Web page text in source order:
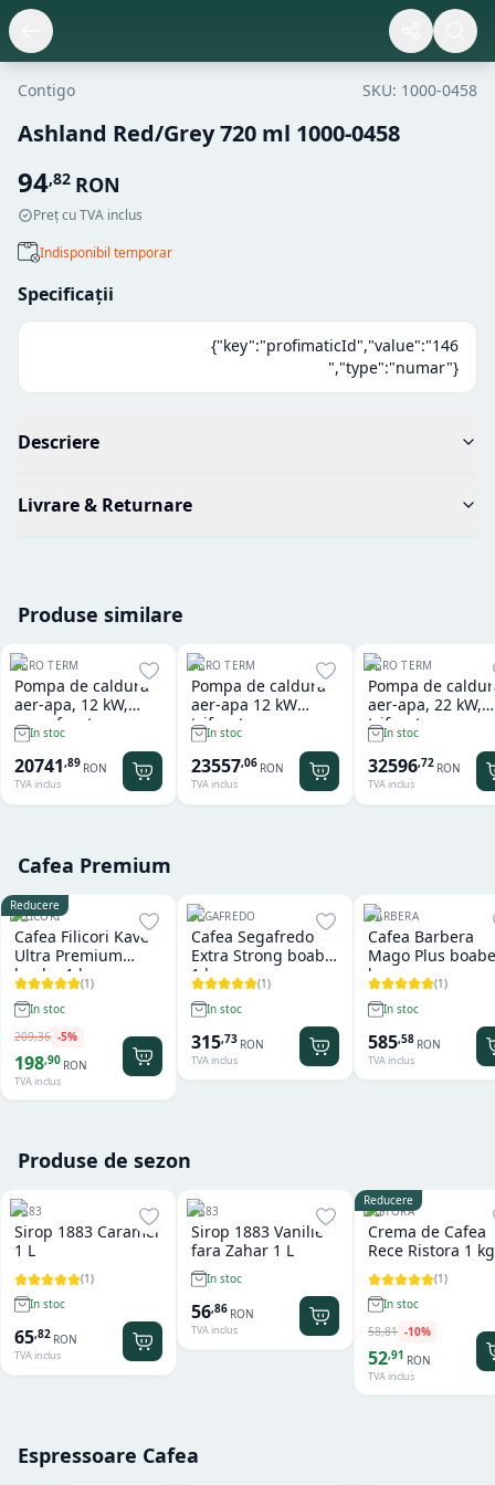
Contigo SKU: 1000-0458
Ashland Red/Grey 720 ml 1000-0458
94,82 RON
Preț cu TVA inclus
Indisponibil temporar
Specificații
{"key":"profimaticId","value":"146
","type":"numar"}
Descriere
Livrare & Returnare
Produse similare
AERO TERM
Pompa de caldura
aer-apa, 12 kW,
monofazata
In stoc
20741,89 RON
TVA inclus
AERO TERM
Pompa de caldura
aer-apa 12 kW
trifazata
In stoc
23557,06 RON
TVA inclus
AERO TERM
Pompa de
aer-apa, 22 kW,
trifazata
In stoc
32596,72 RON
TVA inclus
Cafea Premium
Reducere
FILICORI
Cafea Filicori Kave
Ultra Premium
boabe 1 kg
(1)
In stoc
209,36 -5%
198,90 RON
TVA inclus
SEGAFREDO
Cafea Segafredo
Extra Strong boabe
1 kg
(1)
In stoc
315,73 RON
TVA inclus
BARBERA
Cafea Barbera
Mago Plus
kg
(1)
In stoc
585,58 RON
TVA inclus
Produse de sezon
1883
Sirop 1883 Caramel
1 L
(1)
In stoc
65,82 RON
TVA inclus
1883
Sirop 1883 Vanilie
fara Zahar 1 L
In stoc
56,86 RON
TVA inclus
Reducere
RISTORA
Crema de Cafea
Rece Ristora 1 kg
(1)
In stoc
58,81 -10%
52,91 RON
TVA inclus
Espressoare Cafea